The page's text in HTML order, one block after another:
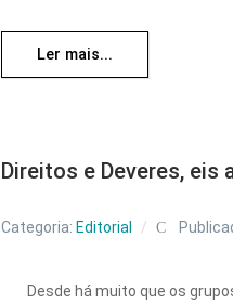
Ler mais...
Direitos e Deveres, eis
Categoria: Editorial
Desde há muito que os